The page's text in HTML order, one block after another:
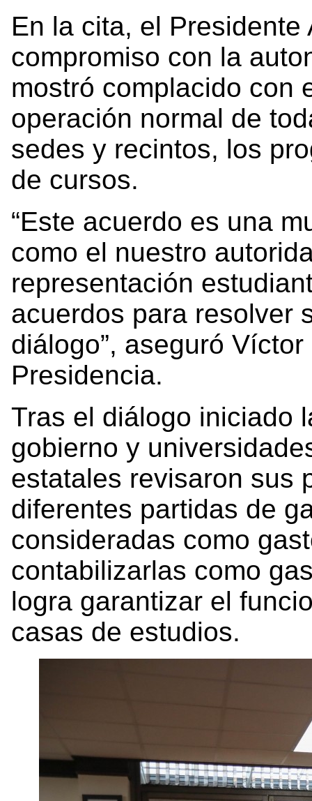
En la cita, el
compromiso con la
mostró complacido con
operación normal de
sedes y recintos, los
de cursos.
“Este acuerdo es una
como el nuestro
representación
acuerdos para resolver
diálogo”, aseguró
Presidencia.
Tras el diálogo iniciado
gobierno y
estatales revisaron sus
diferentes partidas de
consideradas como
contabilizarlas como
logra garantizar el
casas de estudios.